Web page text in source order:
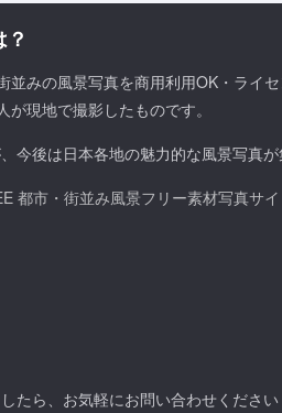
並みの風景写真を商用利用OK・ライ
現地で撮影したものです。
今後は日本各地の魅力的な風景写真
都市・街並み風景フリー素材写真サ
たら、お気軽にお問い合わせください